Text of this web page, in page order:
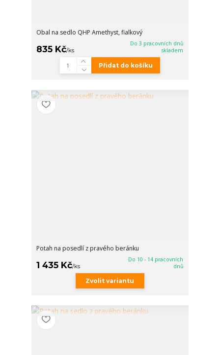
Obal na sedlo QHP Amethyst, fialkový
835 Kč/ks
Do 3 pracovních dnů
skladem
Přidat do košíku
Potah na posedlí z pravého beránku
1 435 Kč/ks
Do 10 - 14 pracovních
dnů
Zvolit variantu